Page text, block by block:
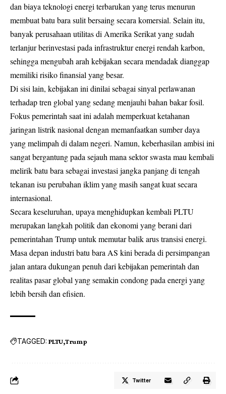
dan biaya teknologi energi terbarukan yang terus menurun
membuat batu bara sulit bersaing secara komersial. Selain itu,
banyak perusahaan utilitas di Amerika Serikat yang sudah
terlanjur berinvestasi pada infrastruktur energi rendah karbon,
sehingga mengubah arah kebijakan secara mendadak dianggap
memiliki risiko finansial yang besar.
Di sisi lain, kebijakan ini dinilai sebagai sinyal perlawanan
terhadap tren global yang sedang menjauhi bahan bakar fosil.
Fokus pemerintah saat ini adalah memperkuat ketahanan
jaringan listrik nasional dengan memanfaatkan sumber daya
yang melimpah di dalam negeri. Namun, keberhasilan ambisi ini
sangat bergantung pada sejauh mana sektor swasta mau kembali
melirik batu bara sebagai investasi jangka panjang di tengah
tekanan isu perubahan iklim yang masih sangat kuat secara
internasional.
Secara keseluruhan, upaya menghidupkan kembali PLTU
merupakan langkah politik dan ekonomi yang berani dari
pemerintahan Trump untuk memutar balik arus transisi energi.
Masa depan industri batu bara AS kini berada di persimpangan
jalan antara dukungan penuh dari kebijakan pemerintah dan
realitas pasar global yang semakin condong pada energi yang
lebih bersih dan efisien.
TAGGED: PLTU Trump
Twitter